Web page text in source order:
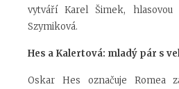
vytváří Karel Šimek, hlasovou
Szymiková.
Hes a Kalertová: mladý pár s
Oskar Hes označuje Romea